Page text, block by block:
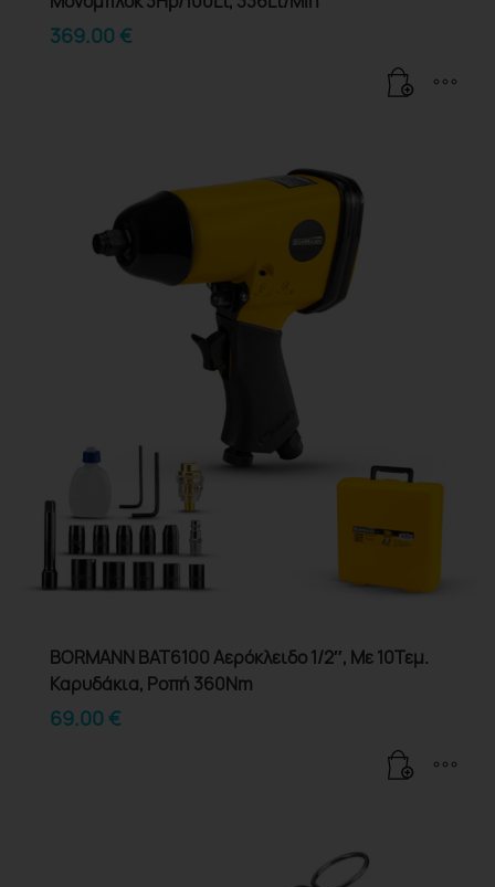
369.00€
BORMANN BAT6100 Αερόκλειδο 1/2″, Με 10Τεμ.
Καρυδάκια, Ροπή 360Nm
69.00€